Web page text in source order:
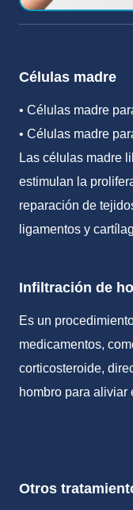
Células madre
• Células madre
• Células madre
Las células madre
estimulan la
reparación de
ligamentos y
Infiltración de
Es un
medicamentos,
corticosteroide,
hombro para aliviar
Otros